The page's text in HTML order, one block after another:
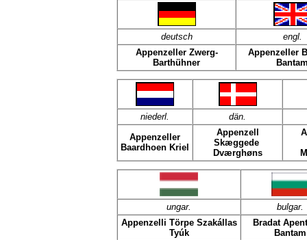
deutsch engl.
Appenzeller Zwerg-
Barthühner
Appenzeller
niederl. dän.
Appenzeller
Baardhoen Kriel
Appenzell
Skæggede
Dværghøns
ungar.
bulgar.
Appenzelli Törpe Szakállas
Tyúk
Bradat
Bantam